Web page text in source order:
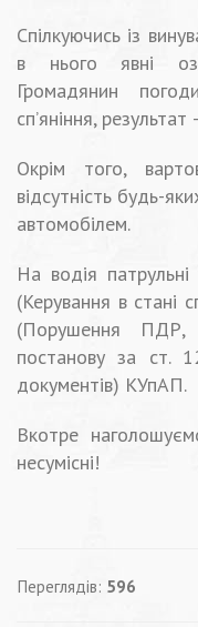
Спілкуючись із
в нього явні
Громадянин
сп’яніння,
Окрім того,
відсутність будь-
автомобілем.
На водія
(Керування в стані
(Порушення
постанову за ст.
документів) КУпАП.
Вкотре
несумісні!
Переглядів: 596